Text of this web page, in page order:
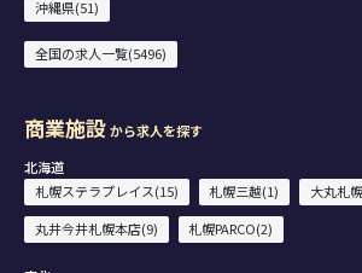
沖縄県(51)
全国の求人一覧(5496)
商業施設から求人を探す
北海道
札幌ステラプレイス(15)
札幌三越(1)
大丸札
丸井今井札幌本店(9)
札幌PARCO(2)